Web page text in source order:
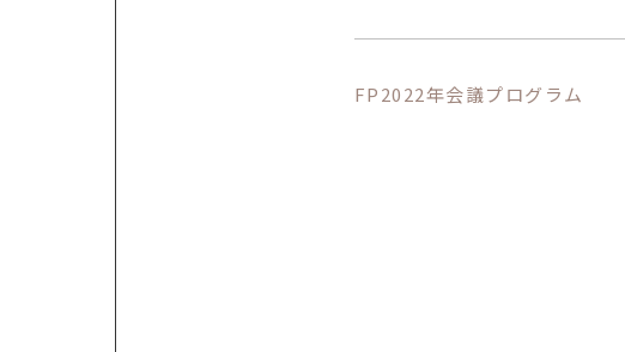
FP2022年会議プログラム